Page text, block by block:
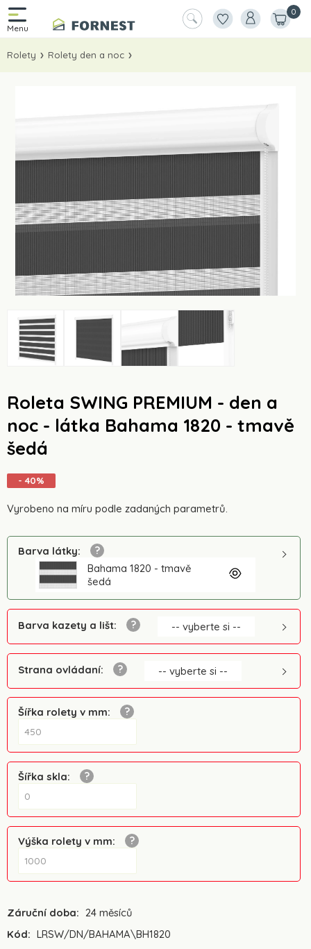
0
Rolety Rolety den a noc
Roleta SWING PREMIUM - den a
noc - látka Bahama 1820 - tmavě
šedá
- 40%
Vyrobeno na míru podle zadaných parametrů.
Barva látky:
Bahama 1820 - tmavě
šedá
Barva kazety a lišt: -- vyberte si --
Strana ovládaní: -- vyberte si --
Šířka rolety v mm:
Šířka skla:
Výška rolety v mm:
Záruční doba: 24 měsíců
Kód: LRSW/DN/BAHAMA\BH1820